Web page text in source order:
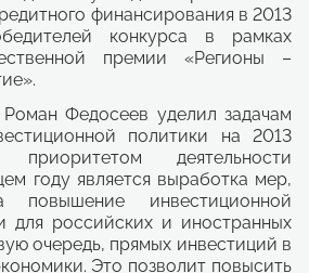
финансирования в 2013
конкурса в рамках
премии «Регионы –
Федосеев уделил задачам
политики на 2013
деятельности
году является выработка мер,
повышение инвестиционной
для российских и иностранных
очередь, прямых инвестиций в
Это позволит повысить